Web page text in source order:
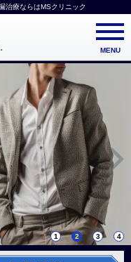
治療ならはMSクリニック
MENU
1 2 3 4